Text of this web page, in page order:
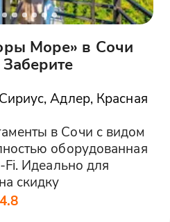
Море» в Сочи
Адлер, Красная
в Сочи с видом
оборудованная
Fi. Идеально для
скидку
4.8